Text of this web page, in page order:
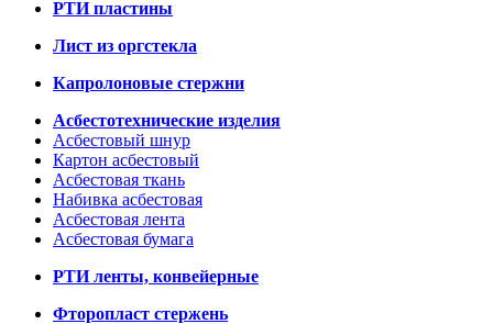
РТИ пластины
Лист из оргстекла
Капролоновые стержни
Асбестотехнические изделия
Асбестовый шнур
Картон асбестовый
Асбестовая ткань
Набивка асбестовая
Асбестовая лента
Асбестовая бумага
РТИ ленты, конвейерные
Фторопласт стержень